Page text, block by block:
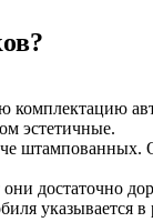
эстетичные.
достаточно
указывается